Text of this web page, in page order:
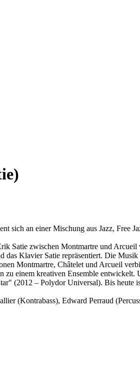
sich an einer Mischung aus Jazz, Free
Satie zwischen Montmartre und
Klavier Satie repräsentiert. Die
Montmartre, Châtelet und Arcueil
zu einem kreativen Ensemble
(2012 – Polydor Universal). Bis heute
(Kontrabass), Edward Perraud